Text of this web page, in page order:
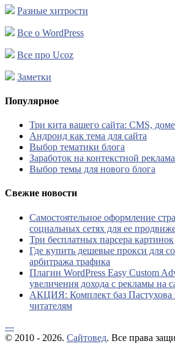
Разные хитрости
Все о WordPress
Все про Ucoz
Заметки
Популярное
Три кита вашего сайта: CMS,
Андроид как тема для сайта
Выбор тематики блога
Заработок на контекстной
Выбор темы для нового блога
Свежие новости
Самостоятельное оформление
социальных сетях для ее
Три бесплатных парсера картинок
Где купить дешевые прокси для
арбитража трафика
Плагин WordPress Easy Custom
увеличения дохода с рекламы на
АКЦИЯ: Комплект баз Пастухова
читателям
---
© 2010 - 2026. Сайтовед. Все права